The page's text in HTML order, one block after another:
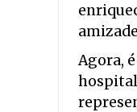
Agora,